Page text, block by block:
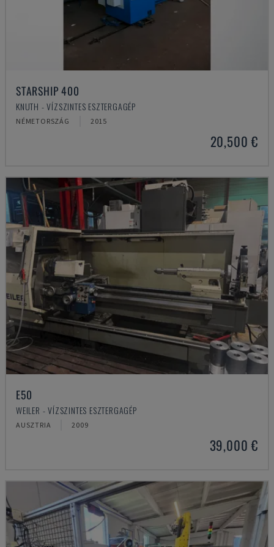
STARSHIP 400
KNUTH - VÍZSZINTES ESZTERGAGÉP
NÉMETORSZÁG 2015
20,500 €
E50
WEILER - VÍZSZINTES ESZTERGAGÉP
AUSZTRIA 2009
39,000 €